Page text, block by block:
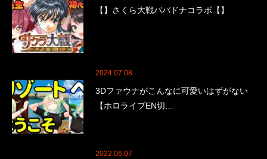
【】さくら大戦ババドナコラボ【】
2024.07.08
3Dファウナがこんなに可愛いはずがない
【ホロライブEN切…
2022.06.07